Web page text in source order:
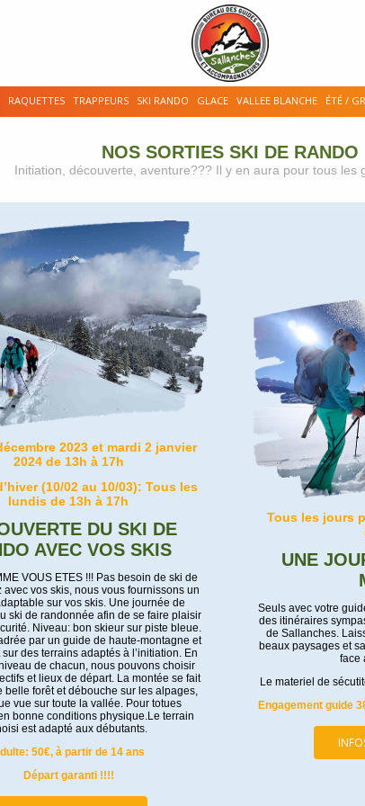
RAQUETTES TRAPPEURS SKI RANDO GLACE VALLEE BLANCHE ÉTÉ /
NOS SORTIES SKI DE RANDO
Initiation, découverte, aventure??? Il y en aura pour tous les
2023 et mardi 2 janvier
2024 de 13h à 17h
(10/02 au 10/03): Tous les
lundis de 13h à 17h
DU SKI DE
AVEC VOS SKIS
VOUS ETES !!! Pas besoin de ski de
avec vos skis, nous vous fournissons un
sur vos skis. Une journée de
ski de randonnée afin de se faire plaisir
Niveau: bon skieur sur piste bleue.
par un guide de haute-montagne et
des terrains adaptés à l’initiation. En
de chacun, nous pouvons choisir
et lieux de départ. La montée se fait
belle forêt et débouche sur les alpages,
vue sur toute la vallée. Pour totues
bonne conditions physique.Le terrain
est adapté aux débutants.
50€, à partir de 14 ans
Départ garanti !!!!
Tous les jours
UNE
Seuls avec votre
des itinéraires
de Sallanches.
beaux paysages et
face
Le materiel de
Engagement guide